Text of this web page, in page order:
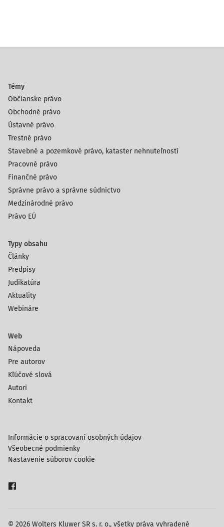
Témy
Občianske právo
Obchodné právo
Ústavné právo
Trestné právo
Stavebné a pozemkové právo, kataster nehnuteľností
Pracovné právo
Finančné právo
Správne právo a správne súdnictvo
Medzinárodné právo
Právo EÚ
Typy obsahu
Články
Predpisy
Judikatúra
Aktuality
Webináre
Web
Nápoveda
Pre autorov
Kľúčové slová
Autori
Kontakt
© 2026 Wolters Kluwer SR s. r. o., všetky práva vyhradené
Informácie o spracovaní osobných údajov
Všeobecné podmienky
Nastavenie súborov cookie